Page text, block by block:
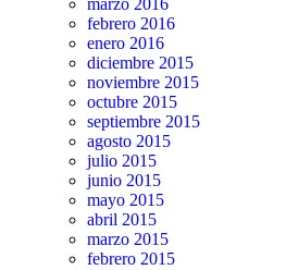
marzo 2016
febrero 2016
enero 2016
diciembre 2015
noviembre 2015
octubre 2015
septiembre 2015
agosto 2015
julio 2015
junio 2015
mayo 2015
abril 2015
marzo 2015
febrero 2015